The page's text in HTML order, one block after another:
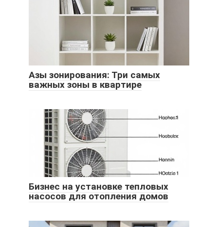
Азы зонирования: Три самых
важных зоны в квартире
Бизнес на установке тепловых
насосов для отопления домов